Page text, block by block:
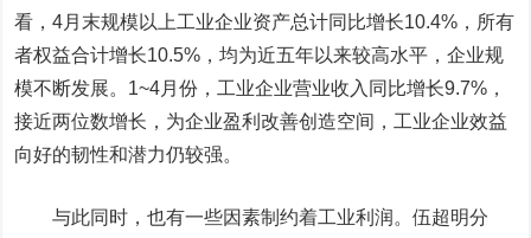
看，4月末规模以上工业企业资产总计同比增长10.4%，所有
者权益合计增长10.5%，均为近五年以来较高水平，企业规
模不断发展。1~4月份，工业企业营业收入同比增长9.7%，
接近两位数增长，为企业盈利改善创造空间，工业企业效益
向好的韧性和潜力仍较强。
与此同时，也有一些因素制约着工业利润。伍超明分